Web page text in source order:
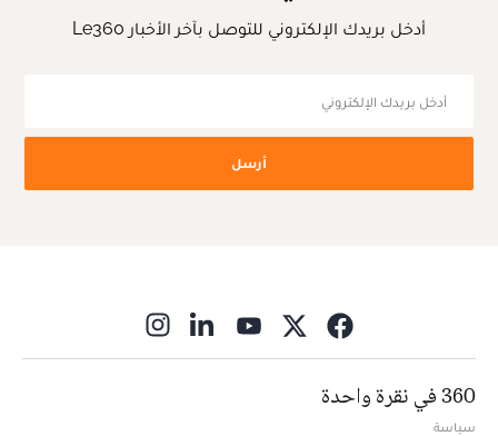
أدخل بريدك الإلكتروني للتوصل بآخر الأخبار Le360
أرسل
360 في نقرة واحدة
سياسة